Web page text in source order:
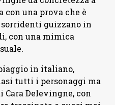
con una prova che è
guizzano in
con una mimica
in italiano,
tutti i personaggi ma
Delevingne, con